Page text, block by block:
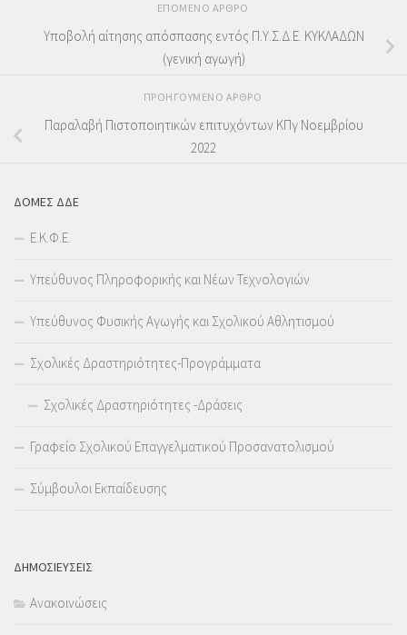
ΕΠΌΜΕΝΟ ΆΡΘΡΟ
Υποβολή αίτησης απόσπασης εντός Π.Υ.Σ.Δ.Ε. ΚΥΚΛΑΔΩΝ
(γενική αγωγή)
ΠΡΟΗΓΟΎΜΕΝΟ ΆΡΘΡΟ
Παραλαβή Πιστοποιητικών επιτυχόντων ΚΠγ Νοεμβρίου
2022
ΔΟΜΕΣ ΔΔΕ
Ε.Κ.Φ.Ε.
Υπεύθυνος Πληροφορικής και Νέων Τεχνολογιών
Υπεύθυνος Φυσικής Αγωγής και Σχολικού Αθλητισμού
Σχολικές Δραστηριότητες-Προγράμματα
Σχολικές Δραστηριότητες -Δράσεις
Γραφείο Σχολικού Επαγγελματικού Προσανατολισμού
Σύμβουλοι Εκπαίδευσης
ΔΗΜΟΣΙΕΥΣΕΙΣ
Ανακοινώσεις